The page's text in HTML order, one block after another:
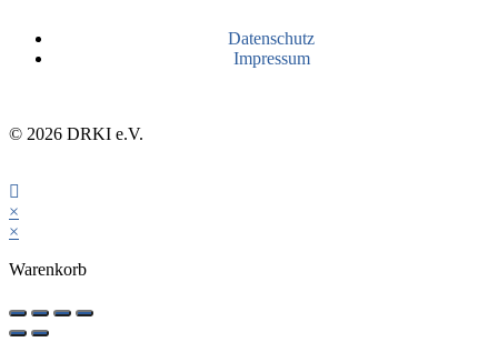
Datenschutz
Impressum
© 2026 DRKI e.V.
×
×
Warenkorb